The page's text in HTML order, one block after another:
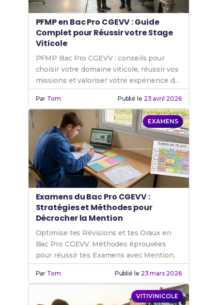
PFMP en Bac Pro CGEVV : Guide
Complet pour Réussir votre Stage
Viticole
PFMP Bac Pro CGEVV : conseils pour
choisir votre domaine viticole, réussir vos
missions et valoriser votre expérience de
stage.
Par Tom Publié le 23 avril 2026
EXAMENS
Examens du Bac Pro CGEVV :
Stratégies et Méthodes pour
Décrocher la Mention
Optimise tes Révisions et tes Oraux en
Bac Pro CGEVV. Méthodes éprouvées
pour réussir tes Examens avec Mention.
Par Tom Publié le 23 mars 2026
VITIVINICOLE